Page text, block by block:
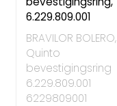
6.229.809.001
BRAVILOR BOLERO,
Quinto
bevestigingsring
6.229.809.001
6229809001